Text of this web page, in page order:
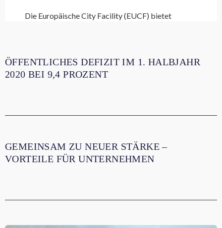
Die Europäische City Facility (EUCF) bietet
ÖFFENTLICHES DEFIZIT IM 1. HALBJAHR
2020 BEI 9,4 PROZENT
GEMEINSAM ZU NEUER STÄRKE –
VORTEILE FÜR UNTERNEHMEN